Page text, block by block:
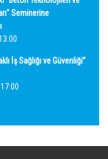
Seminerine
İş Sağlığı ve Güvenliği”